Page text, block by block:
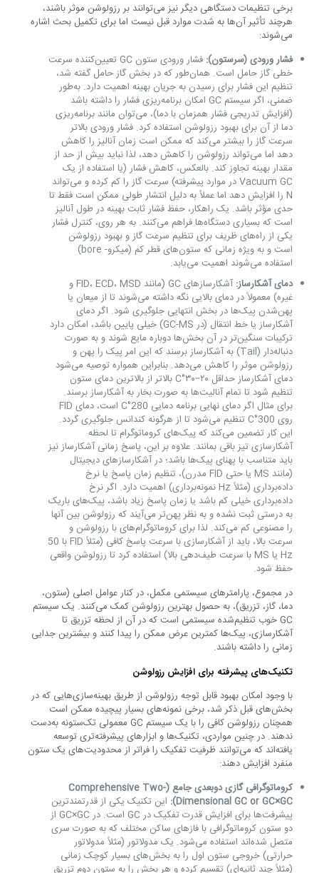
برخی تنظیمات دستگاهی دیگر نیز می‌توانند بر رزولوشن موثر باشند،
هرچند تأثیر آن‌ها به شدت موارد قبل نیست اما برای تکمیل بحث اشاره
می‌شوند:
فشار ورودی (سرستون):
فشار ورودی ستون GC تعیین‌کننده سرعت
خطی گاز حامل است. همان‌طور که در بخش گاز حامل گفته شد،
تنظیم این فشار برای رسیدن به جریان بهینه اهمیت دارد. به‌طور
ضمنی، اگر سیستم GC امکان برنامه‌ریزی فشار را داشته باشد
(افزایش تدریجی فشار همزمان با دما)، می‌توان مانند برنامه‌ریزی
دما از آن برای بهبود رزولوشن استفاده کرد. فشار ورودی بالاتر
سرعت گاز را بیشتر می‌کند که ممکن است زمان آنالیز را کاهش
دهد اما می‌تواند رزولوشن را کاهش دهد، لذا نباید بیش از حد از
مقدار بهینه تجاوز کند. بالعکس، کاهش فشار (یا استفاده از یک
Vacuum GC در موارد پیشرفته) سرعت گاز را کم کرده و می‌تواند
N را افزایش دهد اما عملاً به دلیل انتشار طولی ممکن است فقط تا
حدی مؤثر باشد. یک راهکار، حفظ فشار ثابت بهینه در طول آنالیز
است که بسیاری دستگاه‌ها فراهم می‌کنند. به هر روی، کنترل فشار
یکی از راه‌های ظریف برای تنظیم سرعت گاز و بهبود رزولوشن
است و به ویژه زمانی که ستون‌های قطر کم (میکرو- bore)
استفاده می‌شوند اهمیت می‌یابد.
دمای آشکارساز:
آشکارسازهای GC (مانند FID، ECD، MSD و
غیره) معمولاً در دمای بالایی نگه داشته می‌شوند تا از میعان یا
پهن‌شدن پیک‌ها در بخش انتهایی جلوگیری شود. اگر دمای
آشکارساز یا خط انتقال (در GC-MS) خیلی پایین باشد، امکان دارد
ترکیبات سنگین‌تر در آن بخش‌ها دوباره مایع شوند و به صورت
دنباله‌دار (Tail) به آشکارساز برسند که این امر پیک را پهن و
رزولوشن موثر را کاهش می‌دهد. بنابراین همواره توصیه می‌شود
دمای آشکارساز حداقل ۲۰–۳۰°C بالاتر از بالاترین دمای ستون
تنظیم شود تا تمام آنالیت‌ها به صورت بخار به آشکارساز برسند.
برای مثال اگر دمای نهایی برنامه دمایی 280°C است، دمای FID
روی 300°C تنظیم می‌شود تا از هرگونه کندانس جلوگیری گردد.
این کار تضمین می‌کند که پیک‌های کروماتوگرام تا لحظه
آشکارسازی تیز باقی بمانند. علاوه بر این، پاسخ زمانی آشکارساز نیز
باید متناسب با پهنای پیک‌ها باشد؛ در آشکارسازهای دیجیتال
(مانند MS یا حتی FID مدرن)، تنظیم زمان پاسخ یا نرخ
داده‌برداری (مثلاً Hz نمونه‌برداری) اهمیت دارد. اگر نرخ
داده‌برداری خیلی کم باشد یا زمان پاسخ زیاد باشد، پیک‌های باریک
به درستی ثبت نشده و به نظر پهن‌تر می‌آیند که رزولوشن بین آنها
را مصنوعی کم می‌کند. لذا برای کروماتوگرام‌های با رزولوشن و
سرعت بالا، باید از آشکارسازی با سرعت پاسخ کافی (مثلاً FID با 50
Hz یا MS با سرعت طیف‌دهی بالا) استفاده کرد تا رزولوشن واقعی
حفظ شود.
در مجموع، پارامترهای سیستمی مکمل، در کنار عوامل اصلی (ستون،
دما، گاز، تزریق)، به حصول بهترین رزولوشن کمک می‌کنند. یک سیستم
GC خوب تنظیم‌شده سیستمی است که در آن از لحظه تزریق تا
آشکارسازی، پیک‌ها کمترین عرض ممکن را پیدا کنند و بیشترین جدایی
زمانی را داشته باشند.
تکنیک‌های پیشرفته برای افزایش رزولوشن
با وجود امکان بهبود قابل توجه رزولوشن از طریق بهینه‌سازی‌هایی که در
بخش‌های قبل ذکر شد، برخی نمونه‌های بسیار پیچیده ممکن است
همچنان رزولوشن کافی را با یک سیستم GC معمولی تک‌ستونه به‌دست
ندهند. در چنین مواردی، تکنیک‌ها و ابزارهای پیشرفته‌تری توسعه
یافته‌اند که می‌توانند ظرفیت تفکیک را فراتر از محدودیت‌های یک ستون
منفرد افزایش دهند:
کروماتوگرافی گازی دو‌بعدی جامع (Comprehensive Two-
Dimensional GC or GC×GC): این تکنیک یکی از قدرتمندترین
پیشرفت‌ها برای افزایش قدرت تفکیک در GC است. در GC×GC از
دو ستون کروماتوگرافی با فازهای ساکن مختلف که به صورت سری
متصل شده‌اند استفاده می‌شود. یک مدولاتور (مثلاً مدولاتور
حرارتی) خروجی ستون اول را به بخش‌های بسیار کوچک زمانی
(مثلاً چند ثانیه‌ای) تقسیم کرده و هر بخش را به ستون دوم تزریق